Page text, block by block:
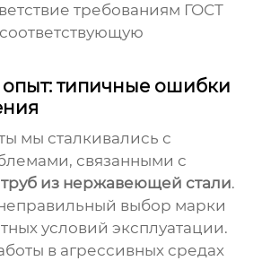
требованиям ГОСТ
типичные ошибки
мы сталкивались с
связанными с
труб из нержавеющей стали.
выбор марки
условий эксплуатации.
в агрессивных средах